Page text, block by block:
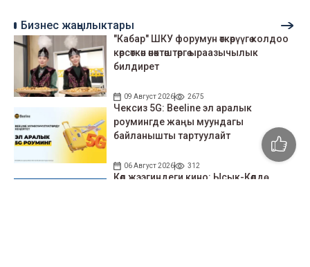
Бизнес жаңылыктары
"Кабар" ШКУ форумун өткөрүүгө колдоо
көрсөткөн өнөктөштөргө ыраазычылык
билдирет
09 Август 2026 2675
Чексиз 5G: Beeline эл аралык
роумингде жаңы муундагы
байланышты тартуулайт
06 Август 2026 312
Көл жээгиндеги кино: Ысык-Көлдө